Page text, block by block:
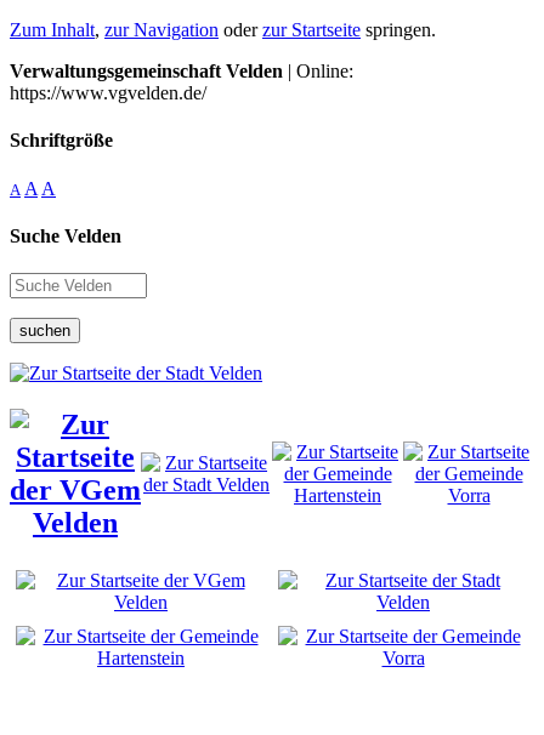
Zum Inhalt, zur Navigation oderzur Startseite springen.
Verwaltungsgemeinschaft Velden | Online:
https://www.vgvelden.de/
Schriftgröße
A A A
Suche Velden
suchen